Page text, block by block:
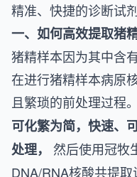
精准、快捷的诊断试剂
一、如何高效提取猪
猪精样本因为其中含
在进行猪精样本病原
且繁琐的前处理过程。
可化繁为简，快速、
处理，
然后使用冠牧
DNA/RNA核酸共提取